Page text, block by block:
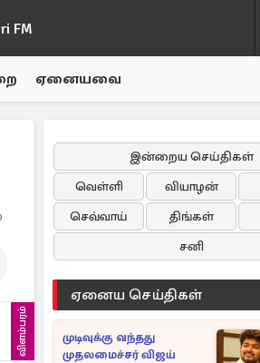
FM
ஏனையவை
விளம்பரம்
இன்றைய செய்திகள்
வெள்ளி
வியாழன்
செவ்வாய்
திங்கள்
சனி
ஏனைய செய்திகள்
முடிவுக்கு வந்தது
முதலமைச்சர் விஜய்